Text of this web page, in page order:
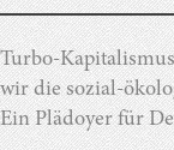
Turbo-
wir die sozial-
Ein Plädoyer für